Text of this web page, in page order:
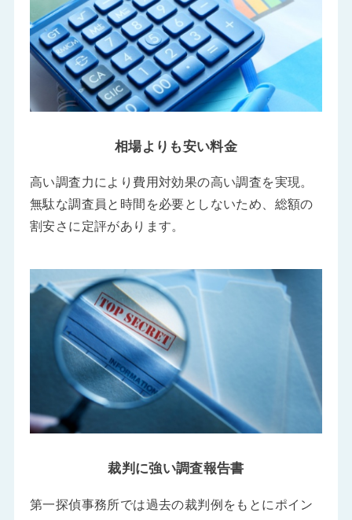
相場よりも安い料金
高い調査力により費用対効果の高い調査を実現。
無駄な調査員と時間を必要としないため、総額の
割安さに定評があります。
裁判に強い調査報告書
第一探偵事務所では過去の裁判例をもとにポイン